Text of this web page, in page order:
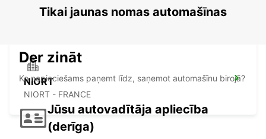
SAUMUR - FRANCE
NIORT
NIORT - FRANCE
Tikai jaunas nomas automašīnas
Der zināt
Ko nepieciešams paņemt līdz, saņemot automašīnu birojā?
Jūsu autovadītāja apliecība
(derīga)